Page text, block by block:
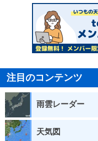
注目のコンテンツ
雨雲レーダー
天気図